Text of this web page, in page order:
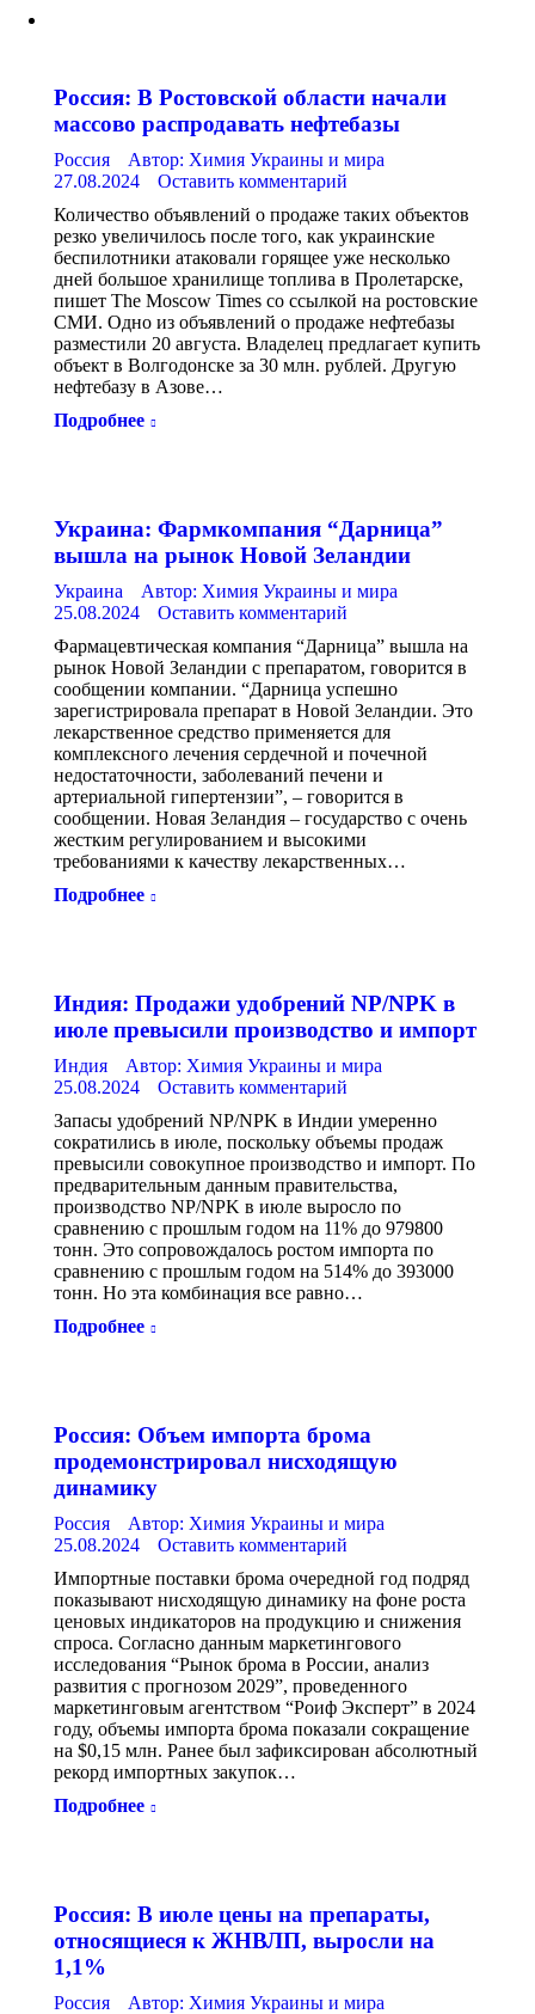
Россия: В Ростовской области начали
массово распродавать нефтебазы
Россия Автор: Химия Украины и мира
27.08.2024
Оставить комментарий
Количество объявлений о продаже таких объектов
резко увеличилось после того, как украинские
беспилотники атаковали горящее уже несколько
дней большое хранилище топлива в Пролетарске,
пишет The Moscow Times со ссылкой на ростовские
СМИ. Одно из объявлений о продаже нефтебазы
разместили 20 августа. Владелец предлагает купить
объект в Волгодонске за 30 млн. рублей. Другую
нефтебазу в Азове…
Подробнее
Украина: Фармкомпания “Дарница”
вышла на рынок Новой Зеландии
Украина Автор: Химия Украины и мира
25.08.2024
Оставить комментарий
Фармацевтическая компания “Дарница” вышла на
рынок Новой Зеландии с препаратом, говорится в
сообщении компании. “Дарница успешно
зарегистрировала препарат в Новой Зеландии. Это
лекарственное средство применяется для
комплексного лечения сердечной и почечной
недостаточности, заболеваний печени и
артериальной гипертензии”, – говорится в
сообщении. Новая Зеландия – государство с очень
жестким регулированием и высокими
требованиями к качеству лекарственных…
Подробнее
Индия: Продажи удобрений NP/NPK в
июле превысили производство и импорт
Индия Автор: Химия Украины и мира
25.08.2024
Оставить комментарий
Запасы удобрений NP/NPK в Индии умеренно
сократились в июле, поскольку объемы продаж
превысили совокупное производство и импорт. По
предварительным данным правительства,
производство NP/NPK в июле выросло по
сравнению с прошлым годом на 11% до 979800
тонн. Это сопровождалось ростом импорта по
сравнению с прошлым годом на 514% до 393000
тонн. Но эта комбинация все равно…
Подробнее
Россия: Объем импорта брома
продемонстрировал нисходящую
динамику
Россия Автор: Химия Украины и мира
25.08.2024
Оставить комментарий
Импортные поставки брома очередной год подряд
показывают нисходящую динамику на фоне роста
ценовых индикаторов на продукцию и снижения
спроса. Согласно данным маркетингового
исследования “Рынок брома в России, анализ
развития с прогнозом 2029”, проведенного
маркетинговым агентством “Роиф Эксперт” в 2024
году, объемы импорта брома показали сокращение
на $0,15 млн. Ранее был зафиксирован абсолютный
рекорд импортных закупок…
Подробнее
Россия: В июле цены на препараты,
относящиеся к ЖНВЛП, выросли на
1,1%
Россия Автор: Химия Украины и мира